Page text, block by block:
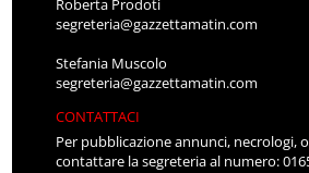
Roberta Prodoti
segreteria@gazzettamatin.com
Stefania Muscolo
segreteria@gazzettamatin.com
CONTATTACI
Per pubblicazione annunci, necrologi,
contattare la segreteria al numero: